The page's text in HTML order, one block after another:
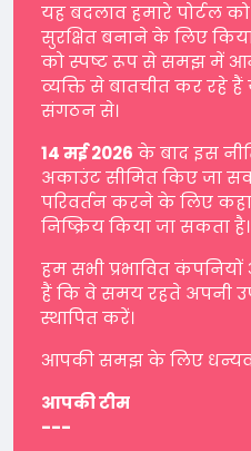
यह बदलाव हमारे पोर्टल
सुरक्षित बनाने के लिए
को स्पष्ट रूप से समझ में
व्यक्ति से बातचीत कर रहे
संगठन से।
14 मई 2026 के बाद इस
अकाउंट सीमित किए जा
परिवर्तन करने के लिए
निष्क्रिय किया जा सकता है।
हम सभी प्रभावित
हैं कि वे समय रहते अपनी
स्थापित करें।
आपकी समझ के लिए
आपकी टीम
---